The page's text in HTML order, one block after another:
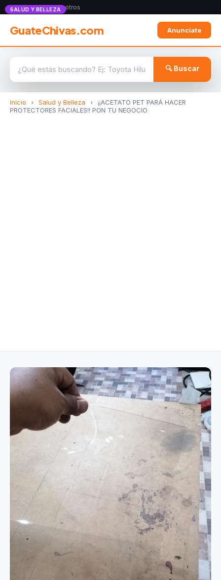
Anunciate con nosotros
GuateChivas.com Anunciate
🔍 Buscar
Inicio › Salud y Belleza ›
¡¡ACETATO PET PARÁ HACER
PROTECTORES FACIALES!! PON TU NEGOCIO
SALUD Y BELLEZA